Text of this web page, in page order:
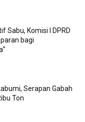
Sabu, Komisi I DPRD
bagi
Serapan Gabah
Ton